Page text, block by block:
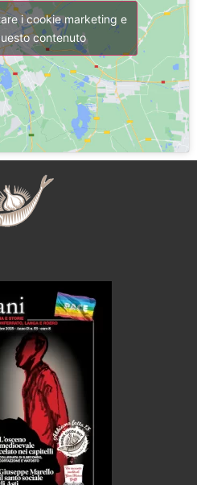
i cookie marketing e
contenuto